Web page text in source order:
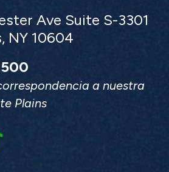
Ave Suite S-3301
NY 10604
a nuestra
Plains